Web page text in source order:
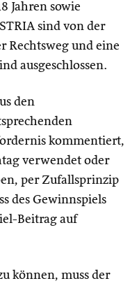
Jahren sowie
sind von der
Rechtsweg und eine
ausgeschlossen.
den
kommentiert,
verwendet oder
per Zufallsprinzip
des Gewinnspiels
Beitrag auf
können, muss der